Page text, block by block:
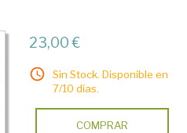
23,00 €
Sin Stock. Disponible en
7/10 días.
COMPRAR